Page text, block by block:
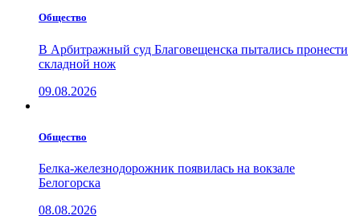
Общество
В Арбитражный суд Благовещенска пытались пронести
складной нож
09.08.2026
Общество
Белка-железнодорожник появилась на вокзале
Белогорска
08.08.2026